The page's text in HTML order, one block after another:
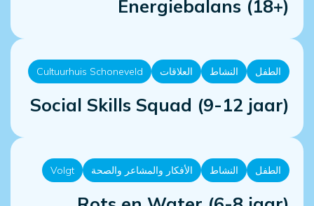
Energiebalans (18+)
الطفل النشاط العلاقات Cultuurhuis Schoneveld
Social Skills Squad (9-12 jaar)
الطفل النشاط الأفكار والمشاعر والصحة Volgt